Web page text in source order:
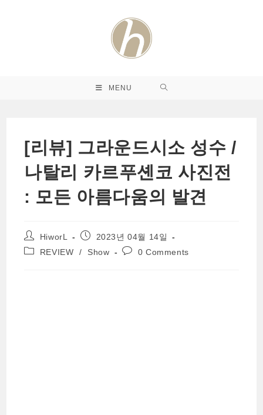
MENU
[리뷰] 그라운드시소 성수 /
나탈리 카르푸셴코 사진전
: 모든 아름다움의 발견
Post
author:
HiworL
Post2023년 04월 14일
PostREVIEW / Show
Post0 Comments